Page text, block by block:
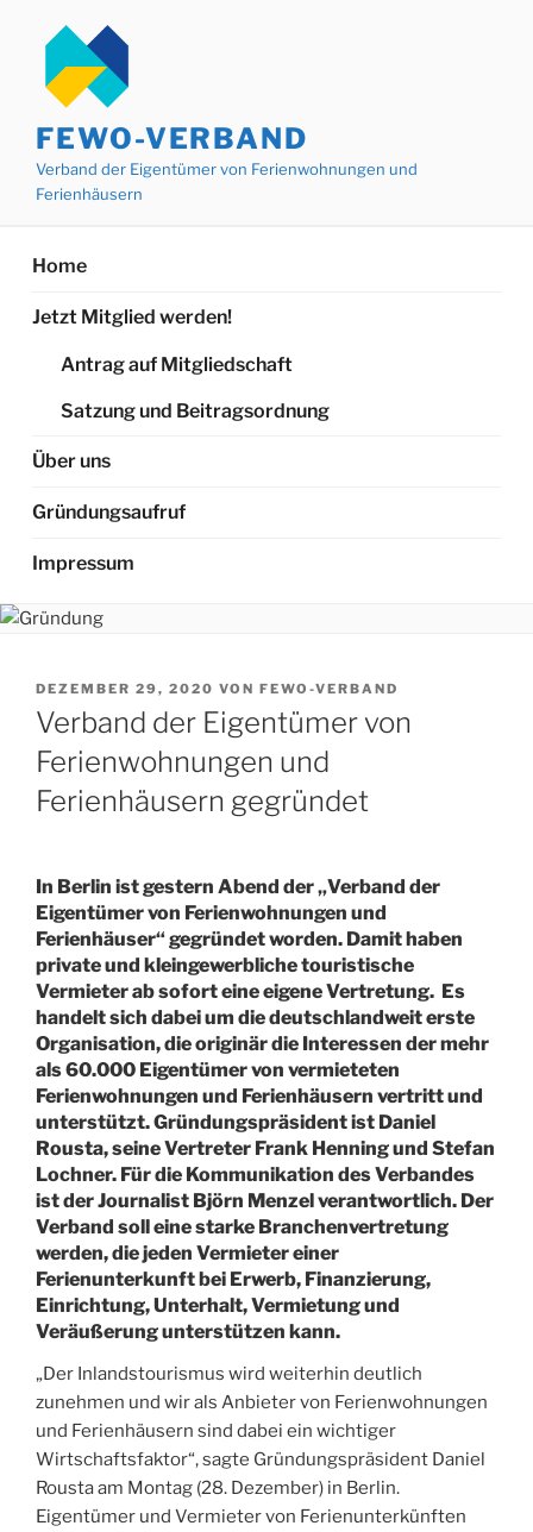
Inhalt
springen
FEWO-VERBAND
Verband der Eigentümer von Ferienwohnungen und
Ferienhäusern
Home
Jetzt Mitglied werden!
Antrag auf Mitgliedschaft
Satzung und Beitragsordnung
Über uns
Gründungsaufruf
Impressum
VERÖFFENTLICHT
AM
DEZEMBER 29, 2020 VON FEWO-VERBAND
Verband der Eigentümer von
Ferienwohnungen und
Ferienhäusern gegründet
In Berlin ist gestern Abend der „Verband der
Eigentümer von Ferienwohnungen und
Ferienhäuser“ gegründet worden. Damit haben
private und kleingewerbliche touristische
Vermieter ab sofort eine eigene Vertretung. Es
handelt sich dabei um die deutschlandweit erste
Organisation, die originär die Interessen der mehr
als 60.000 Eigentümer von vermieteten
Ferienwohnungen und Ferienhäusern vertritt und
unterstützt. Gründungspräsident ist Daniel
Rousta, seine Vertreter Frank Henning und Stefan
Lochner. Für die Kommunikation des Verbandes
ist der Journalist Björn Menzel verantwortlich. Der
Verband soll eine starke Branchenvertretung
werden, die jeden Vermieter einer
Ferienunterkunft bei Erwerb, Finanzierung,
Einrichtung, Unterhalt, Vermietung und
Veräußerung unterstützen kann.
„Der Inlandstourismus wird weiterhin deutlich
zunehmen und wir als Anbieter von Ferienwohnungen
und Ferienhäusern sind dabei ein wichtiger
Wirtschaftsfaktor“, sagte Gründungspräsident Daniel
Rousta am Montag (28. Dezember) in Berlin.
Eigentümer und Vermieter von Ferienunterkünften